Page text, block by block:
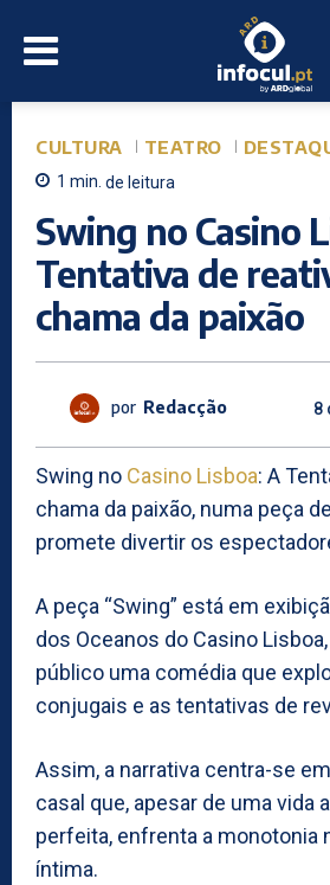
CULTURA TEATRO
1 min. de leitura
Swing no Casino
Tentativa de
chama da paixão
por Redacção 8
Swing no Casino Lisboa: A
chama da paixão, numa peça
promete divertir os
​A peça “Swing” está em
dos Oceanos do Casino
público uma comédia que
conjugais e as tentativas de
Assim, a narrativa centra-se
casal que, apesar de uma vida
perfeita, enfrenta a monotonia
íntima.